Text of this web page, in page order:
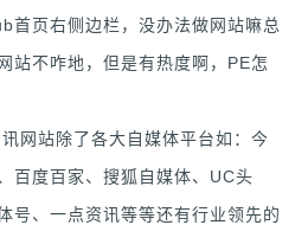
首页右侧边栏，没办法做网站嘛总
站不咋地，但是有热度啊，PE怎
网站除了各大自媒体平台如：今
百度百家、搜狐自媒体、UC头
号、一点资讯等等还有行业领先的